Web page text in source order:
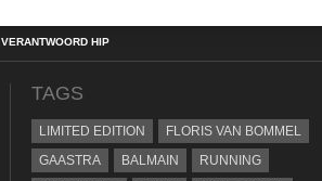
VERANTWOORD HIP
TAGS
LIMITED EDITION
FLORIS VAN BOMMEL
GAASTRA
BALMAIN
RUNNING